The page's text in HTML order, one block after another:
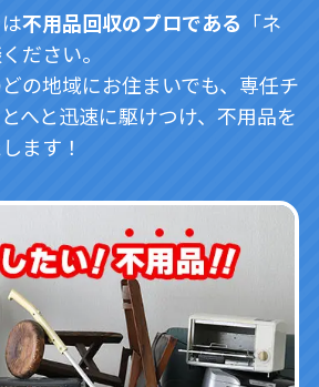
不用品回収のプロである 「ネ
ださい。
の地域にお住まいでも、専任チ
へと迅速に駆けつけ、不用品を
ます！